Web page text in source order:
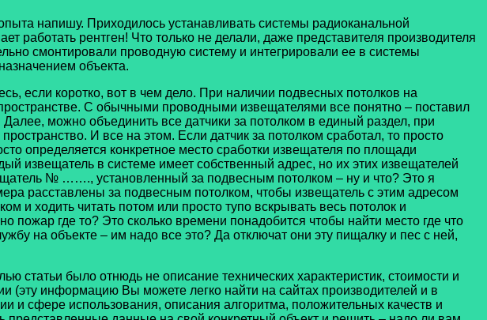
напишу. Приходилось устанавливать системы радиоканальной
работать рентген! Что только не делали, даже представителя производителя
смонтировали проводную систему и интегрировали ее в системы
объекта.
если коротко, вот в чем дело. При наличии подвесных потолков на
С обычными проводными извещателями все понятно – поставил
можно объединить все датчики за потолком в единый раздел, при
И все на этом. Если датчик за потолком сработал, то просто
определяется конкретное место сработки извещателя по площади
извещатель в системе имеет собственный адрес, но их этих извещателей
№ ……., установленный за подвесным потолком – ну и что? Это я
расставлены за подвесным потолком, чтобы извещатель с этим адресом
и ходить читать потом или просто тупо вскрывать весь потолок и
пожар где то? Это сколько времени понадобится чтобы найти место где что
на объекте – им надо все это? Да отключат они эту пищалку и пес с ней,
статьи было отнюдь не описание технических характеристик, стоимости и
(эту информацию Вы можете легко найти на сайтах производителей и в
и сфере использования, описания алгоритма, положительных качеств и